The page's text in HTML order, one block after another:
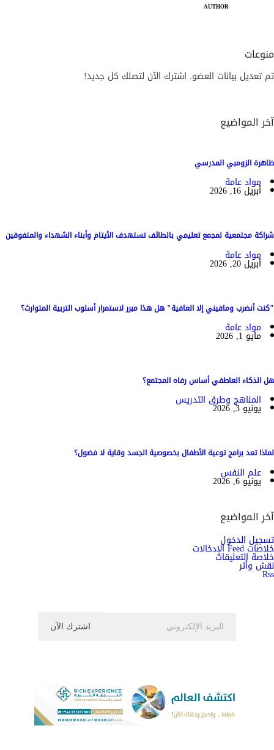
AUTHOR
منوعات
تم تعديل بيانات العضو. اشترك الآن لتصلك كل جديد!
آخر المواضيع
ظاهرة الزومبي المدرسي
مواد عامة
أبريل 16, 2026
شراكة مجتمعية لمجمع تعليمي بالطائف تستهدف الأيتام وأبناء الشهداء والمتفوقين
مواد عامة
أبريل 20, 2026
"كنت أنضرب ومافيني إلا العافية" هل هذا مبرر لاستمرار أسلوب التربية المتوارث؟
مواد عامة
مايو 1, 2026
هل الذكاء العاطفي أساس رفاه المجتمع؟
المناهج وطرق التدريس
يونيو 3, 2026
لماذا تعد برامج توعية الأطفال بخصوصية الجسد وقاية لا فضول؟
علم النفس
يونيو 6, 2026
آخر المواضيع
تسجيل الدخول
خلاصات Feed الإدخالات
خلاصة التعليقات
نقش وأثر
Rss